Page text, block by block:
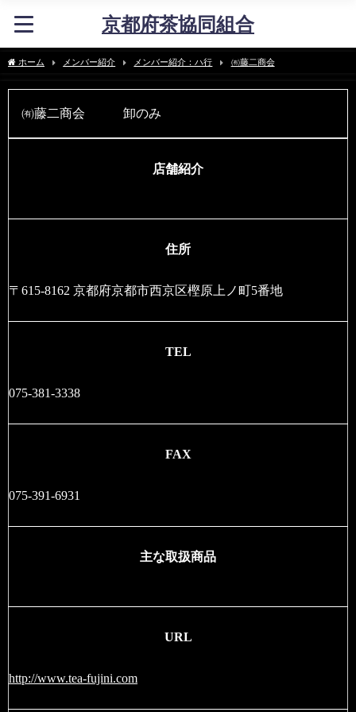
京都府茶協同組合
ホーム メンバー紹介 メンバー紹介：ハ行 ㈲藤二商会
㈲藤二商会 卸のみ
店舗紹介
住所
〒615-8162 京都府京都市西京区樫原上ノ町5番地
TEL
075-381-3338
FAX
075-391-6931
主な取扱商品
URL
http://www.tea-fujini.com